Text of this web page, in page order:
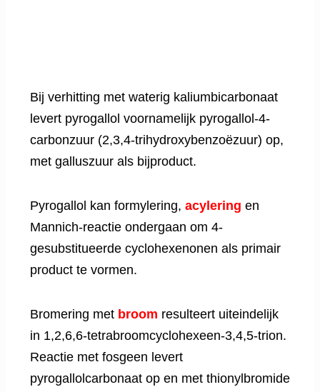
Bij verhitting met waterig kaliumbicarbonaat
levert pyrogallol voornamelijk pyrogallol-4-
carbonzuur (2,3,4-trihydroxybenzoëzuur) op,
met galluszuur als bijproduct.
Pyrogallol kan formylering, acylering en
Mannich-reactie ondergaan om 4-
gesubstitueerde cyclohexenonen als primair
product te vormen.
Bromering met broom resulteert uiteindelijk
in 1,2,6,6-tetrabroomcyclohexeen-3,4,5-trion.
Reactie met fosgeen levert
pyrogallolcarbonaat op en met thionylbromide